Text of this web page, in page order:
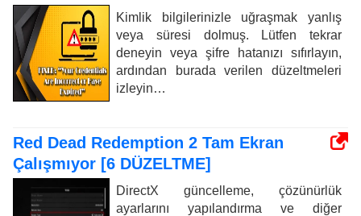
Kimlik bilgilerinizle uğraşmak yanlış
veya süresi dolmuş. Lütfen tekrar
deneyin veya şifre hatanızı sıfırlayın,
ardından burada verilen düzeltmeleri
izleyin…
Red Dead Redemption 2 Tam Ekran
Çalışmıyor [6 DÜZELTME]
DirectX güncelleme, çözünürlük
ayarlarını yapılandırma ve diğer